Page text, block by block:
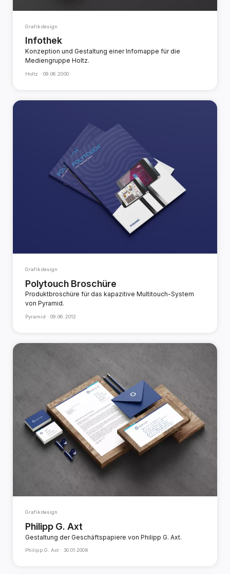
Grafikdesign
Infothek
Konzeption und Gestaltung einer Infomappe für die
Mediengruppe Holtz.
Holtz · 09.06.2000
Grafikdesign
Polytouch Broschüre
Produktbroschüre für das kapazitive Multitouch-System
von Pyramid.
Pyramid · 09.06.2012
Grafikdesign
Philipp G. Axt
Gestaltung der Geschäftspapiere von Philipp G. Axt.
Philipp G. Axt · 30.01.2008